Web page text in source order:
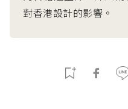
對香港設計的影響。